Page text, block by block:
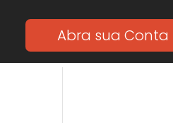
Abra sua Conta